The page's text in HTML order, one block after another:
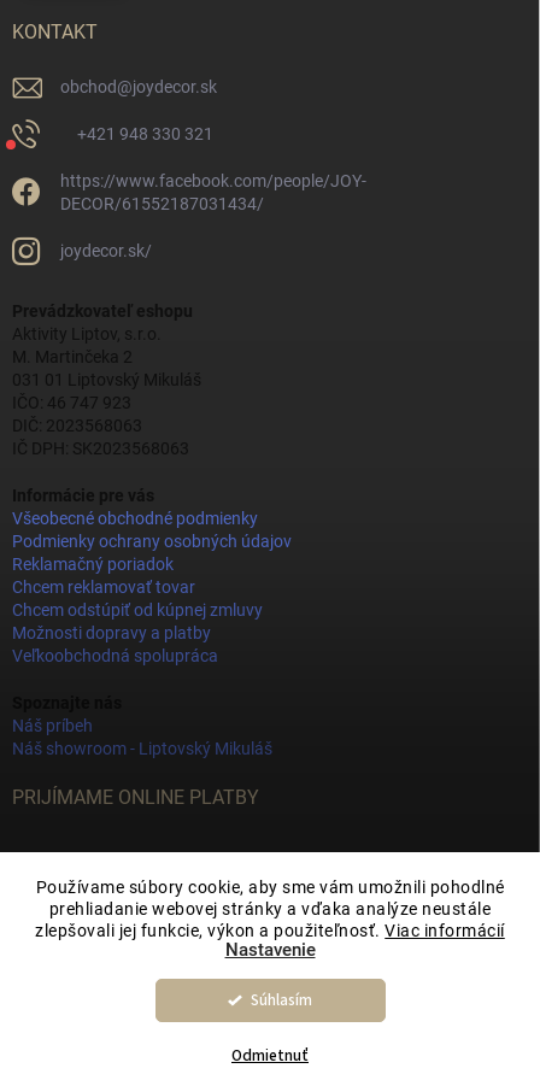
Používame súbory cookie, aby sme vám umožnili pohodlné
prehliadanie webovej stránky a vďaka analýze neustále
zlepšovali jej funkcie, výkon a použiteľnosť.Viac informácií
Nastavenie
Odmietnuť
Súhlasím
KONTAKT
obchod@joydecor.sk
+421 948 330 321
https://www.facebook.com/people/JOY-
DECOR/61552187031434/
joydecor.sk/
Prevádzkovateľ eshopu
Aktivity Liptov, s.r.o.
M. Martinčeka 2
031 01 Liptovský Mikuláš
IČO: 46 747 923
DIČ: 2023568063
IČ DPH: SK2023568063
Informácie pre vás
Všeobecné obchodné podmienky
Podmienky ochrany osobných údajov
Reklamačný poriadok
Chcem reklamovať tovar
Chcem odstúpiť od kúpnej zmluvy
Možnosti dopravy a platby
Veľkoobchodná spolupráca
Náš príbeh
Náš showroom - Liptovský Mikuláš
PRIJÍMAME ONLINE PLATBY
Vytvoril Shoptet
. Všetky práva vyhradené.